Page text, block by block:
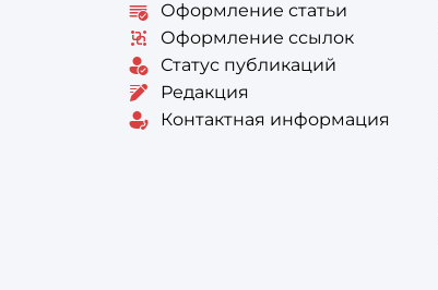
Оформление статьи
Оформление ссылок
Статус публикаций
Редакция
Контактная информация